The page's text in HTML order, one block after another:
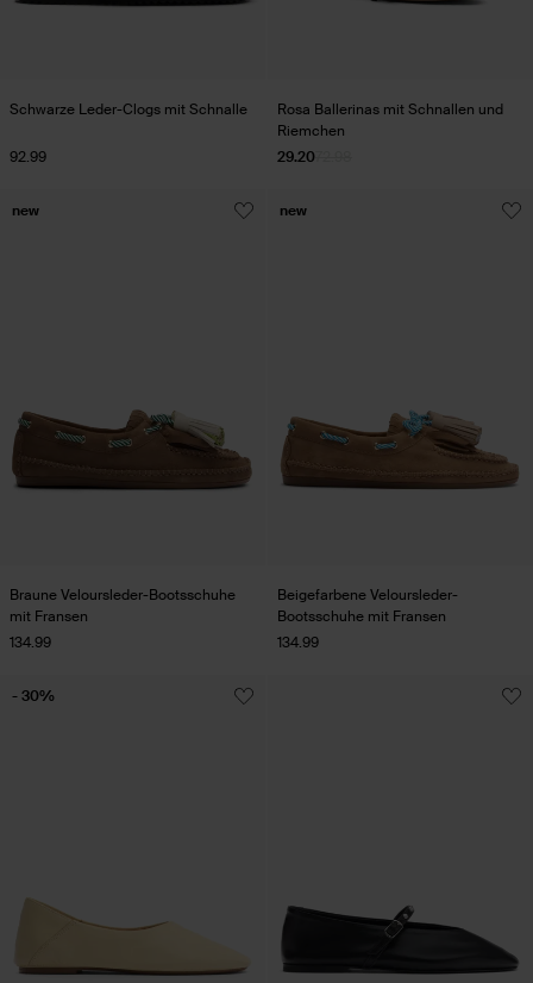
Schwarze Leder-Clogs mit Schnalle
92.99
Rosa Ballerinas mit Schnallen und
Riemchen
29.20
Braune Veloursleder-Bootsschuhe
mit Fransen
134.99
new
Beigefarbene Veloursleder-
Bootsschuhe mit Fransen
134.99
new
- 30%